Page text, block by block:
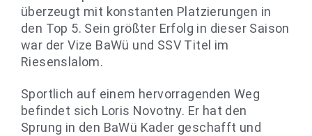
überzeugt mit konstanten Platzierungen in
den Top 5. Sein größter Erfolg in dieser Saison
war der Vize BaWü und SSV Titel im
Riesenslalom.
Sportlich auf einem hervorragenden Weg
befindet sich Loris Novotny. Er hat den
Sprung in den BaWü Kader geschafft und